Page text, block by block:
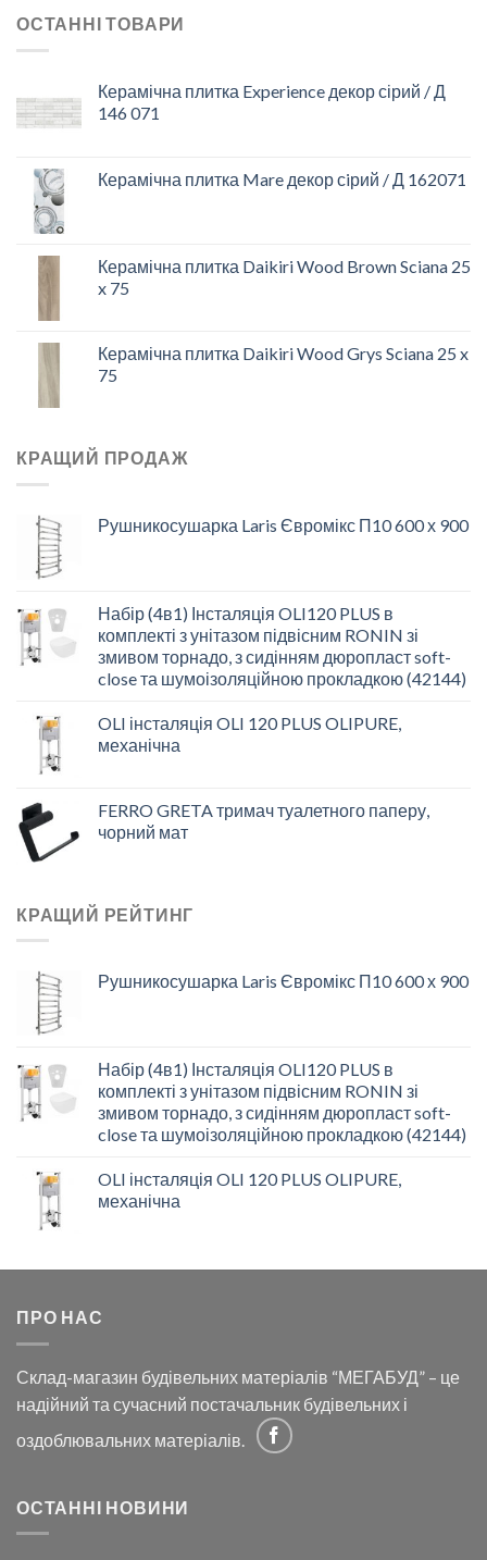
ОСТАННІ ТОВАРИ
Керамічна плитка Experience декор сірий / Д
146 071
Керамічна плитка Mare декор сiрий / Д 162071
Керамічна плитка Daikiri Wood Brown Sciana 25
x 75
Керамічна плитка Daikiri Wood Grys Sciana 25 x
75
КРАЩИЙ ПРОДАЖ
Рушникосушарка Laris Євромікс П10 600 х 900
Набір (4в1) Інсталяція OLI120 PLUS в
комплекті з унітазом підвісним RONIN зі
змивом торнадо, з сидінням дюропласт soft-
close та шумоізоляційною прокладкою (42144)
OLI інсталяція OLI 120 PLUS OLIPURE,
механічна
FERRO GRETA тримач туалетного паперу,
чорний мат
КРАЩИЙ РЕЙТИНГ
Рушникосушарка Laris Євромікс П10 600 х 900
Набір (4в1) Інсталяція OLI120 PLUS в
комплекті з унітазом підвісним RONIN зі
змивом торнадо, з сидінням дюропласт soft-
close та шумоізоляційною прокладкою (42144)
OLI інсталяція OLI 120 PLUS OLIPURE,
механічна
ПРО НАС
Склад-магазин будівельних матеріалів “МЕГАБУД” – це
надійний та сучасний постачальник будівельних і
оздоблювальних матеріалів.
ОСТАННІ НОВИНИ